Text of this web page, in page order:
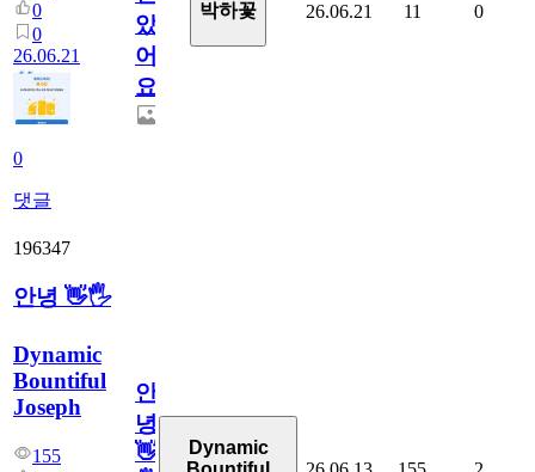
0
0
26.06.21
0
댓글
았
어
요.
박하꽃 26.06.21 11 0
196347
안녕 👋🖐
Dynamic
Bountiful
Joseph
155
안
녕
👋
Dynamic